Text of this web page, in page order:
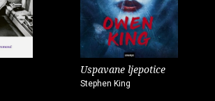
Uspavane ljepotice
Stephen King